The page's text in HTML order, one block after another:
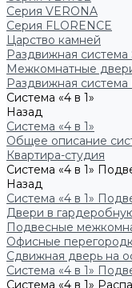
Серия VERONA
Серия FLORENCE
Царство камней
Раздвижная система
Межкомнатные
Раздвижная система
Система «4 в 1»
Назад
Система «4 в 1»
Общее описание
Квартира-студия
Система «4 в 1»
Назад
Система «4 в 1»
Двери в
Подвесные
Офисные
Сдвижная дверь на
Система «4 в 1»
Система «4 в 1»